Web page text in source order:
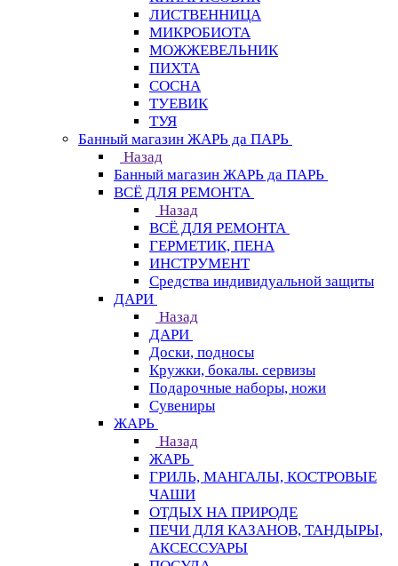
ЛИСТВЕННИЦА
МИКРОБИОТА
МОЖЖЕВЕЛЬНИК
ПИХТА
СОСНА
ТУЕВИК
ТУЯ
Банный магазин ЖАРЬ да ПАРЬ
Назад
Банный магазин ЖАРЬ да ПАРЬ
ВСЁ ДЛЯ РЕМОНТА
Назад
ВСЁ ДЛЯ РЕМОНТА
ГЕРМЕТИК, ПЕНА
ИНСТРУМЕНТ
Средства индивидуальной защиты
ДАРИ
Назад
ДАРИ
Доски, подносы
Кружки, бокалы. сервизы
Подарочные наборы, ножи
Сувениры
ЖАРЬ
Назад
ЖАРЬ
ГРИЛЬ, МАНГАЛЫ, КОСТРОВЫЕ
ЧАШИ
ОТДЫХ НА ПРИРОДЕ
ПЕЧИ ДЛЯ КАЗАНОВ, ТАНДЫРЫ,
АКСЕССУАРЫ